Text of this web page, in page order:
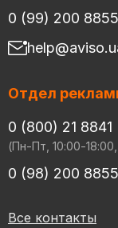
0 (99) 200 8855
Отдел
0 (800) 21 8841
(Пн-Пт, 10:00-
0 (98) 200 8855
Все контакты